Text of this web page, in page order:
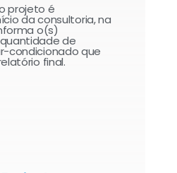
projeto é
da consultoria, na
o(s)
de
condicionado que
final.​